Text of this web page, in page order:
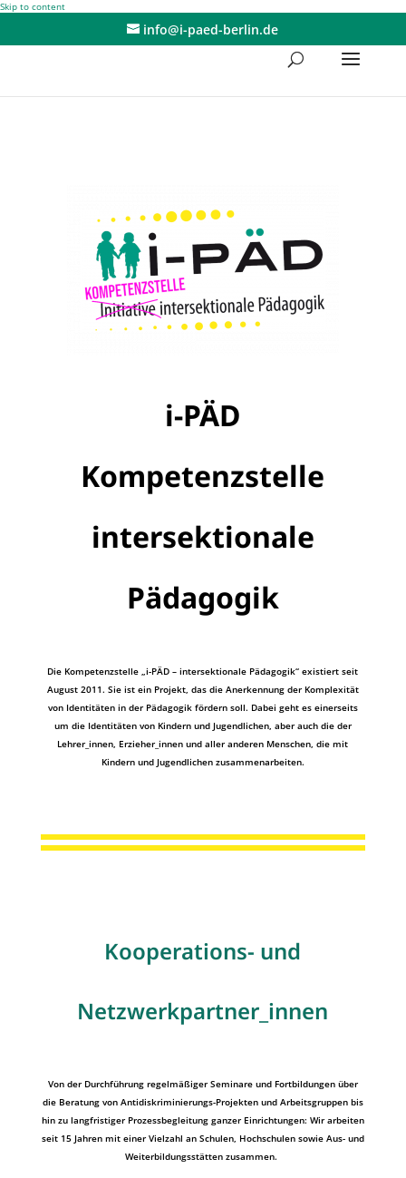
Skip to content
info@i-paed-berlin.de
i-PÄD
Kompetenzstelle
intersektionale
Pädagogik
Die Kompetenzstelle „i-PÄD – intersektionale Pädagogik“ existiert seit
August 2011. Sie ist ein Projekt, das die Anerkennung der Komplexität
von Identitäten in der Pädagogik fördern soll. Dabei geht es einerseits
um die Identitäten von Kindern und Jugendlichen, aber auch die der
Lehrer_innen, Erzieher_innen und aller anderen Menschen, die mit
Kindern und Jugendlichen zusammenarbeiten.
Kooperations- und
Netzwerkpartner_innen
Von der Durchführung regelmäßiger Seminare und Fortbildungen über
die Beratung von Antidiskriminierungs-Projekten und Arbeitsgruppen bis
hin zu langfristiger Prozessbegleitung ganzer Einrichtungen: Wir arbeiten
seit 15 Jahren mit einer Vielzahl an Schulen, Hochschulen sowie Aus- und
Weiterbildungsstätten zusammen.